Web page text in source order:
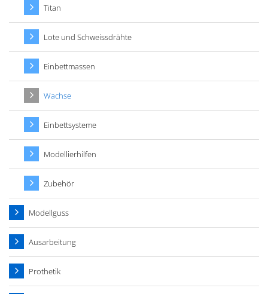
Titan
Lote und Schweissdrähte
Einbettmassen
Wachse
Einbettsysteme
Modellierhilfen
Zubehör
Modellguss
Ausarbeitung
Prothetik